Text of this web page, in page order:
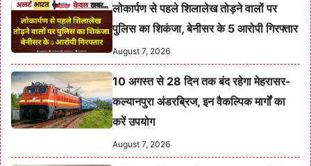
लोकार्पण से पहले शिलालेख तोड़ने वालों पर
पुलिस का शिकंजा, बेनीसर के 5 आरोपी गिरफ्तार
August 7, 2026
10 अगस्त से 28 दिन तक बंद रहेगा मेहरासर-
कल्यानपुरा अंडरब्रिज, इन वैकल्पिक मार्गों का
करें उपयोग
August 7, 2026